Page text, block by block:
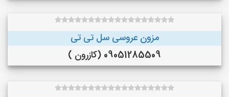
مزون عروسی سل تی تی
09051285509 (کازرون )